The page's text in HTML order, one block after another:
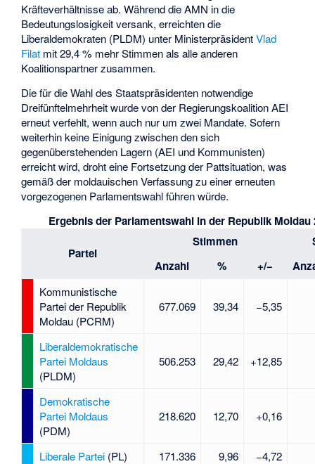
Kräfteverhältnisse ab. Während die AMN in die
Bedeutungslosigkeit versank, erreichten die
Liberaldemokraten (PLDM) unter MinisterpräsidentVlad
Filat mit 29,4 % mehr Stimmen als alle anderen
Koalitionspartner zusammen.
Die für die Wahl des Staatspräsidenten notwendige
Dreifünftelmehrheit wurde von der Regierungskoalition AEI
erneut verfehlt, wenn auch nur um zwei Mandate. Sofern
weiterhin keine Einigung zwischen den sich
gegenüberstehenden Lagern (AEI und Kommunisten)
erreicht wird, droht eine Fortsetzung der Pattsituation, was
gemäß der moldauischen Verfassung zu einer erneuten
vorgezogenen Parlamentswahl führen würde.
Ergebnis der Parlamentswahl in der Republik Moldau
Partei
Stimmen
Anzahl
% +/−
Kommunistische
Partei der Republik
Moldau(PCRM)
677.069 39,34 −5,35
Liberaldemokratische
Partei Moldaus
(PLDM)
506.253 29,42 +12,85
Demokratische
Partei Moldaus
(PDM)
218.620 12,70 +0,16
Liberale Partei(PL) 171.336 9,96
−4,72